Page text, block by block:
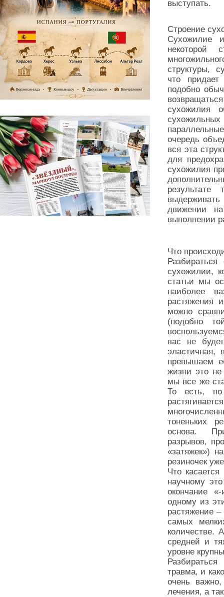
выступать.
Строение
Сухожилие
некоторой
структуры,
что
подобно
сухожилия
очередь
вся эта
для
сухожилия
результате
движении
выполнении
Что
сухожилии,
статьи мы
наиболее
растяжения
можно
(подобно
вас не
эластичная,
превышаем
жизни это
мы все же
То есть, по
тоненьких
основа. При
разрывов,
«затяжек»)
резиночек
Что
научному
окончание
одному из
растяжение –
самых
количестве.
средней и
уровне
травма, и
очень
лечения, а